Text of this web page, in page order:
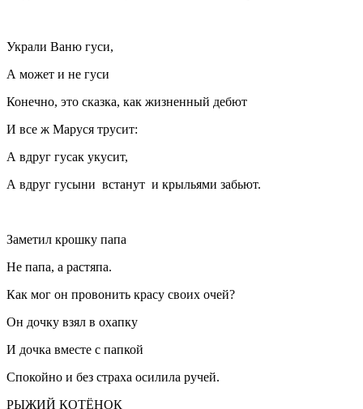
Украли Ваню гуси,
А может и не гуси
Конечно, это сказка, как жизненный дебют
И все ж Маруся трусит:
А вдруг гусак укусит,
А вдруг гусыни встанут и крыльями забьют.
Заметил крошку папа
Не папа, а растяпа.
Как мог он провонить красу своих очей?
Он дочку взял в охапку
И дочка вместе с папкой
Спокойно и без страха осилила ручей.
РЫЖИЙ КОТЁНОК